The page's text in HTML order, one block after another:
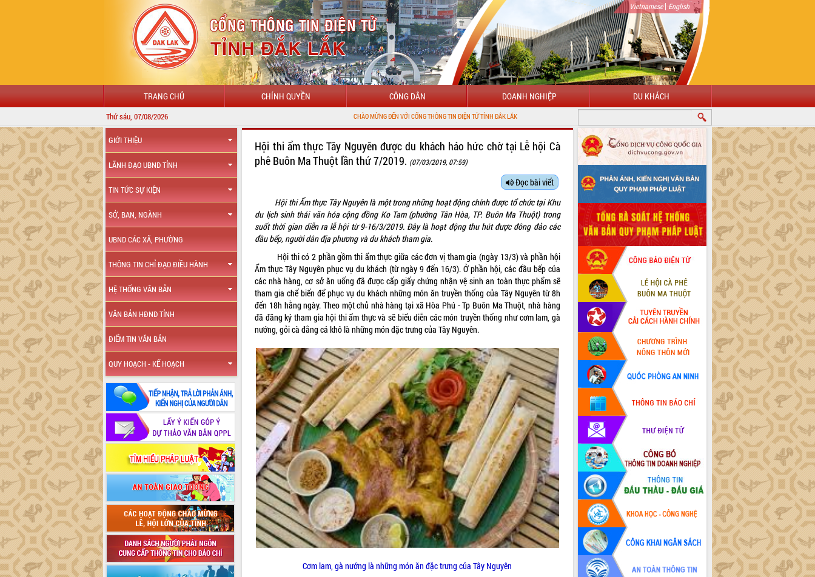
Vietnamese| English
TRANG CHỦ CHÍNH QUYỀN CÔNG DÂN DOANH NGHIỆP DU KHÁCH
Thứ sáu, 07/08/2026 CHÀO MỪNG ĐẾN VỚI CỔNG THÔNG TIN ĐIỆN TỬ TỈNH ĐẮK LẮK
GIỚI THIỆU
LÃNH ĐẠO UBND TỈNH
TIN TỨC SỰ KIỆN
SỞ, BAN, NGÀNH
UBND CÁC XÃ, PHƯỜNG
THÔNG TIN CHỈ ĐẠO ĐIỀU HÀNH
HỆ THỐNG VĂN BẢN
VĂN BẢN HĐND TỈNH
ĐIỂM TIN VĂN BẢN
QUY HOẠCH - KẾ HOẠCH
Hội thi ẩm thực Tây Nguyên được du khách háo hức chờ tại Lễ hội Cà
phê Buôn Ma Thuột lần thứ 7/2019. (07/03/2019, 07:59)
Đọc bài viết
Hội thi Ẩm thực Tây Nguyên là một trong những hoạt động chính được tổ chức tại Khu
du lịch sinh thái văn hóa cộng đồng Ko Tam (phường Tân Hòa, TP. Buôn Ma Thuột) trong
suốt thời gian diễn ra lễ hội từ 9-16/3/2019. Đây là hoạt động thu hút được đông đảo các
đầu bếp, người dân địa phương và du khách tham gia.
Hội thi có 2 phần gồm thi ẩm thực giữa các đơn vị tham gia (ngày 13/3) và phần hội
Ẩm thực Tây Nguyên phục vụ du khách (từ ngày 9 đến 16/3). Ở phần hội, các đầu bếp của
các nhà hàng, cơ sở ăn uống đã được cấp giấy chứng nhận vệ sinh an toàn thực phẩm sẽ
tham gia chế biến để phục vụ du khách những món ăn truyền thống của Tây Nguyên từ 8h
đến 18h hằng ngày. Theo một chủ nhà hàng tại xã Hòa Phú - Tp Buôn Ma Thuột, nhà hàng
đã đăng ký tham gia hội thi ẩm thực và sẽ biểu diễn các món truyền thống như cơm lam, gà
nướng, gỏi cà đắng cá khô là những món đặc trưng của Tây Nguyên.
Cơm lam, gà nướng là những món ăn đặc trưng của Tây Nguyên